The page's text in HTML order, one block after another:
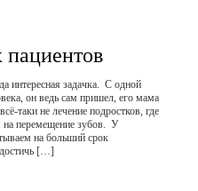
пациентов
интересная задачка. С одной
он ведь сам пришел, его мама
таки не лечение подростков, где
на перемещение зубов. У
на больший срок
достичь […]